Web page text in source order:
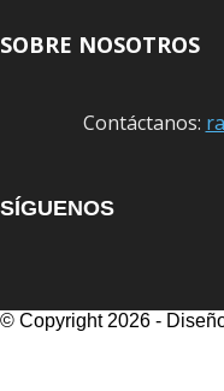
SOBRE NOSOTROS
Contáctanos:
SÍGUENOS
© Copyright 2026 -